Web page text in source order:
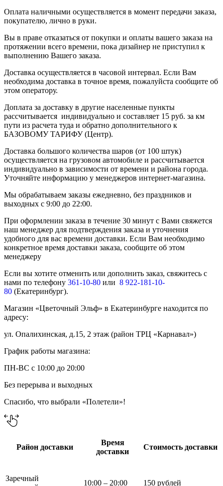
Оплата наличными осуществляется в момент передачи заказа,
покупателю, лично в руки.
Вы в праве отказаться от покупки и оплаты вашего заказа на
протяжении всего времени, пока дизайнер не приступил к
выполнению Вашего заказа.
Доставка осуществляется в часовой интервал. Если Вам
необходима доставка в точное время, пожалуйста сообщите об
этом оператору.
Доплата за доставку в другие населенные пункты
рассчитывается индивидуально и составляет 15 руб. за км
пути из расчета туда и обратно дополнительного к
БАЗОВОМУ ТАРИФУ (Центр).
Доставка большого количества шаров (от 100 штук)
осуществляется на грузовом автомобиле и рассчитывается
индивидуально в зависимости от времени и района города.
Уточняйте информацию у менеджеров интернет-магазина.
Мы обрабатываем заказы ежедневно, без праздников и
выходных с 9:00 до 22:00.
При оформлении заказа в течение 30 минут с Вами свяжется
наш менеджер для подтверждения заказа и уточнения
удобного для вас времени доставки. Если Вам необходимо
конкретное время доставки заказа, сообщите об этом
менеджеру
Если вы хотите отменить или дополнить заказ, свяжитесь с
нами по телефону 361-10-80 или 8 922-181-10-
80 (Екатеринбург).
Магазин «Цветочный Эльф» в Екатеринбурге находится по
адресу:
ул. Опалихинская, д.15, 2 этаж (район ТРЦ «Карнавал»)
График работы магазина:
ПН-ВС с 10:00 до 20:00
Без перерыва и выходных
Спасибо, что выбрали «Полетели»!
Район доставки
Время
доставки
Стоимость доставки
Заречный
10:00 – 20:00 150 рублей